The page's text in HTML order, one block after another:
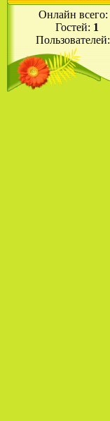
Онлайн всего:
Гостей: 1
Пользователей: